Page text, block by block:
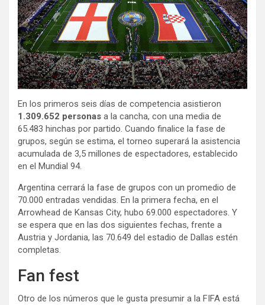
En los primeros seis días de competencia asistieron
1.309.652 personas a la cancha, con una media de
65.483 hinchas por partido. Cuando finalice la fase de
grupos, según se estima, el torneo superará la asistencia
acumulada de 3,5 millones de espectadores, establecido
en el Mundial 94.
Argentina cerrará la fase de grupos con un promedio de
70.000 entradas vendidas. En la primera fecha, en el
Arrowhead de Kansas City, hubo 69.000 espectadores. Y
se espera que en las dos siguientes fechas, frente a
Austria y Jordania, las 70.649 del estadio de Dallas estén
completas.
Fan fest
Otro de los números que le gusta presumir a la FIFA está